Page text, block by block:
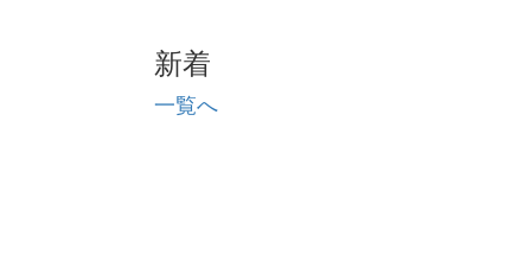
新着
一覧へ